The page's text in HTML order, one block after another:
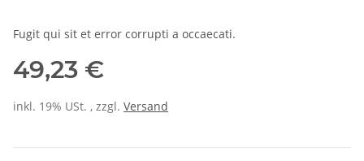
Fugit qui sit et error corrupti a occaecati.
49,23 €
inkl. 19% USt. , zzgl. Versand